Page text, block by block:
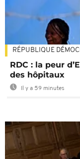
RÉPUBLIQUE
RDC : la peur
des hôpitaux
Il y a 59 minutes